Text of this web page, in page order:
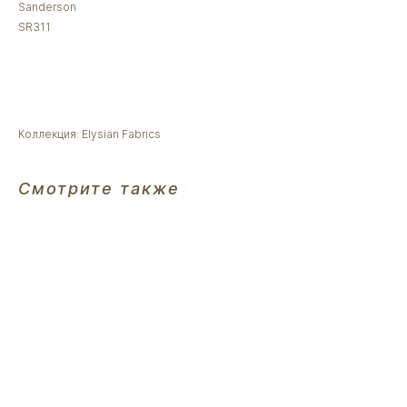
Sanderson
SR311
Коллекция: Elysian Fabrics
Смотрите также